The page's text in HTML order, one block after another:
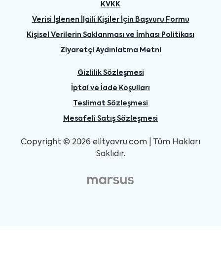
KVKK
Verisi İşlenen İlgili Kişiler İçin Başvuru Formu
Kişisel Verilerin Saklanması ve İmhası Politikası
Ziyaretçi Aydınlatma Metni
Gizlilik Sözleşmesi
İptal ve İade Koşulları
Teslimat Sözleşmesi
Mesafeli Satış Sözleşmesi
Copyright © 2026 elityavru.com | Tüm Hakları
Saklıdır.